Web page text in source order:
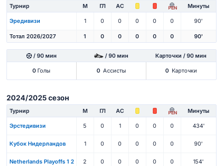
Турнир М ГЛ АС PEN Минуты
Эредивизи 1 0 0 0 0 0 90'
Тотал 2026/2027 1 0 0 0 0 0 90'
/ 90 мин / 90 мин Карточки / 90 мин
0 Голы 0 Ассисты 0 Карточки
2024/2025 сезон
Турнир М ГЛ АС PEN Минуты
Эрстедивизи 5 0 1 0 0 0 434'
Кубок Нидерландов 1 0 0 0 0 0 90'
Netherlands Playoffs 1 2 2 0 0 0 0 0 154'